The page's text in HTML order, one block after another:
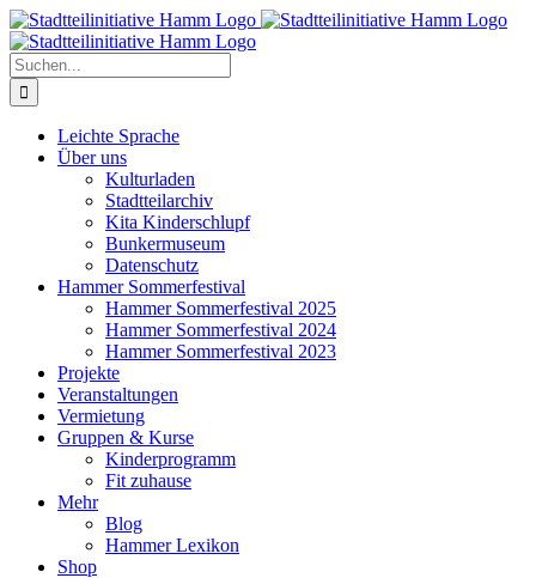
Zum
Inhalt
springen
Suche
nach:
Leichte Sprache
Über uns
Kulturladen
Stadtteilarchiv
Kita Kinderschlupf
Bunkermuseum
Datenschutz
Hammer Sommerfestival
Hammer Sommerfestival 2025
Hammer Sommerfestival 2024
Hammer Sommerfestival 2023
Projekte
Veranstaltungen
Vermietung
Gruppen & Kurse
Kinderprogramm
Fit zuhause
Mehr
Blog
Hammer Lexikon
Shop